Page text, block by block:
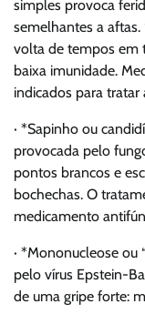
simples provoca
semelhantes a aftas.
volta de tempos em
baixa imunidade.
indicados para tratar
· *Sapinho ou
provocada pelo
pontos brancos e
bochechas. O
medicamento
· *Mononucleose ou
pelo vírus Epstein-
de uma gripe forte: